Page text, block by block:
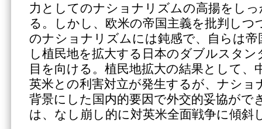
力としてのナショナリズムの高揚をし
る。しかし、欧米の帝国主義を批判しつ
のナショナリズムには鈍感で、自らは帝
し植民地を拡大する日本のダブルスタ
目を向ける。植民地拡大の結果として、
英米との利害対立が発生するが、ナシ
背景にした国内的要因で外交的妥協がで
は、なし崩し的に対英米全面戦争に傾斜